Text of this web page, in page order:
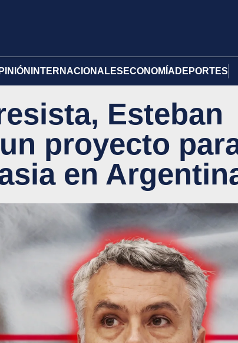
INTERNACIONALES ECONOMÍA DEPORTES
Esteban
proyecto
en